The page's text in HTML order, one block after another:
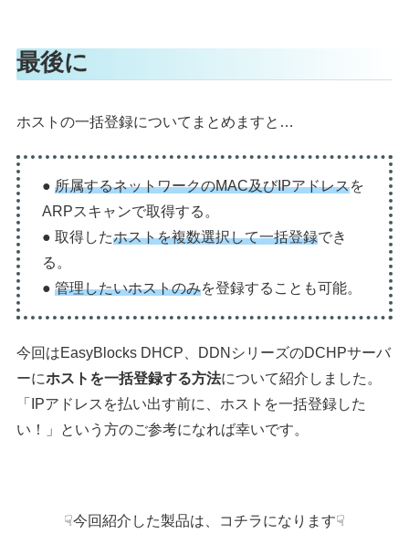
最後に
ホストの一括登録についてまとめますと…
●所属するネットワークのMAC及びIPアドレスを
ARPスキャンで取得する。
● 取得したホストを複数選択して一括登録でき
る。
●管理したいホストのみを登録することも可能。
今回はEasyBlocks DHCP、DDNシリーズのDCHPサーバ
ーにホストを一括登録する方法について紹介しました。
「IPアドレスを払い出す前に、ホストを一括登録した
い！」という方のご参考になれば幸いです。
☟今回紹介した製品は、コチラになります☟